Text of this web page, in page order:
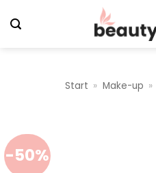
Inhalt
Start » Make-up »
-50%